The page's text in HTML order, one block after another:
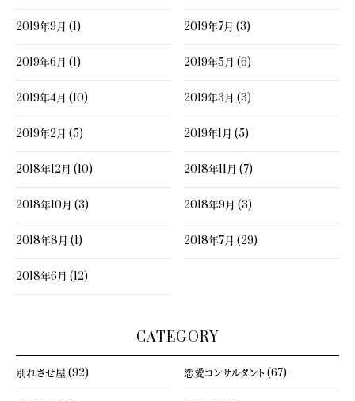
2019年9月 (1) 2019年7月 (3)
2019年6月 (1) 2019年5月 (6)
2019年4月 (10) 2019年3月 (3)
2019年2月 (5) 2019年1月 (5)
2018年12月 (10) 2018年11月 (7)
2018年10月 (3) 2018年9月 (3)
2018年8月 (1) 2018年7月 (29)
2018年6月 (12)
CATEGORY
別れさせ屋 (92) 恋愛コンサルタント (67)